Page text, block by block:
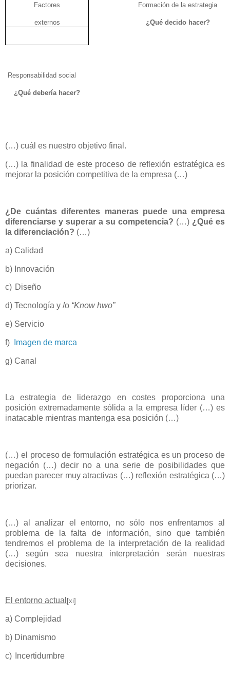
Factores Formación de la estrategia
externos ¿Qué decido hacer?
Responsabilidad social
¿Qué debería hacer?
(…) cuál es nuestro objetivo final.
(…) la finalidad de este proceso de reflexión estratégica es
mejorar la posición competitiva de la empresa (…)
¿De cuántas diferentes maneras puede una empresa
diferenciarse y superar a su competencia? (…) ¿Qué es
la diferenciación? (…)
a) Calidad
b) Innovación
c) Diseño
d) Tecnología y /o “Know hwo”
e) Servicio
f) Imagen de marca
g) Canal
La estrategia de liderazgo en costes proporciona una
posición extremadamente sólida a la empresa líder (…) es
inatacable mientras mantenga esa posición (…)
(…) el proceso de formulación estratégica es un proceso de
negación (…) decir no a una serie de posibilidades que
puedan parecer muy atractivas (…) reflexión estratégica (…)
priorizar.
(…) al analizar el entorno, no sólo nos enfrentamos al
problema de la falta de información, sino que también
tendremos el problema de la interpretación de la realidad
(…) según sea nuestra interpretación serán nuestras
decisiones.
El entorno actual [xi]
a) Complejidad
b) Dinamismo
c) Incertidumbre